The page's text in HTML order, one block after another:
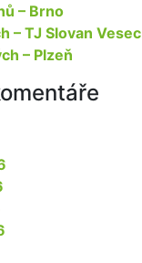
– Brno
– TJ Slovan Vesec
– Plzeň